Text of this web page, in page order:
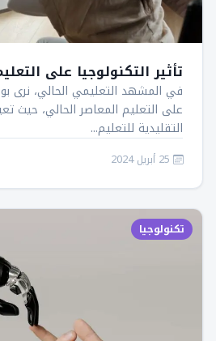
تأثير التكنولوجيا على
في المشهد التعليمي الحالي، نرى
على التعليم المعاصر الحالي، حيث
التقليدية للتعليم...
تكنولوجيا